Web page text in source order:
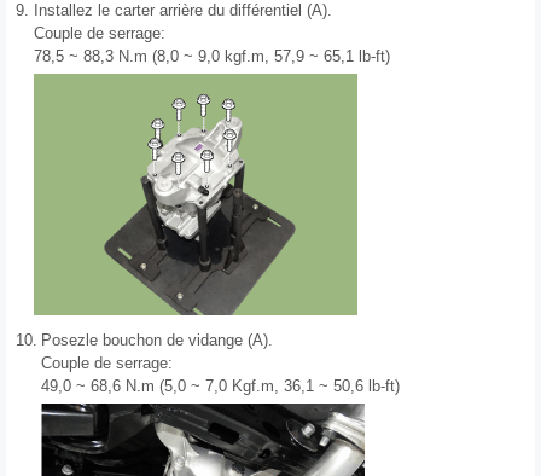
9.
Installez le carter arrière du différentiel (A).
Couple de serrage:
78,5 ~ 88,3 N.m (8,0 ~ 9,0 kgf.m, 57,9 ~ 65,1 lb-ft)
10. Posezle bouchon de vidange (A).
Couple de serrage:
49,0 ~ 68,6 N.m (5,0 ~ 7,0 Kgf.m, 36,1 ~ 50,6 lb-ft)